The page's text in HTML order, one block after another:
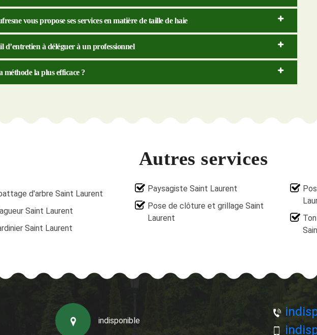
vous propose ses services en matière de taille de haie
à déléguer à un professionnel
méthode la plus efficace ?
Autres services
d'arbre Saint Laurent
Saint Laurent
Saint Laurent
Paysagiste Saint Laurent
Pose de clôture et grillage Saint
Laurent
indisponible